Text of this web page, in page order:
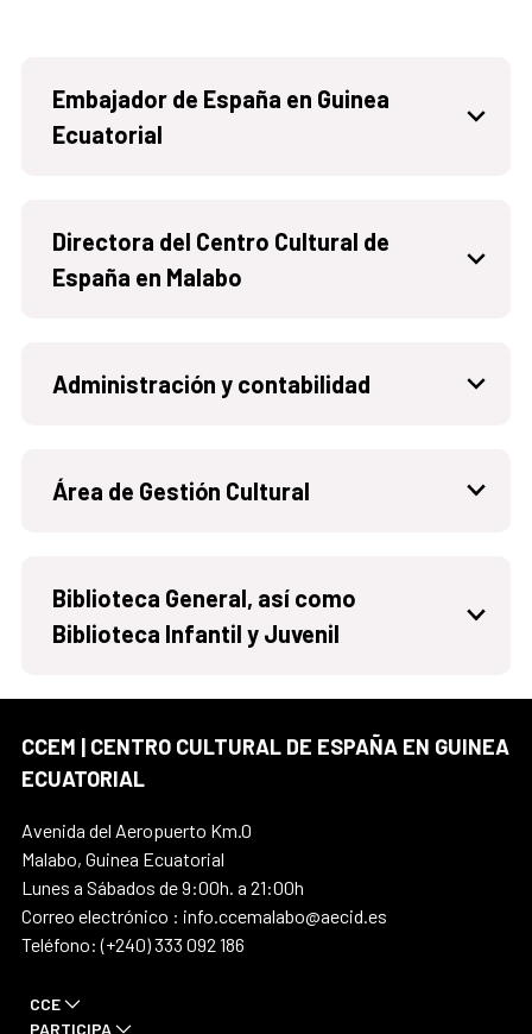
Embajador de España en Guinea
Ecuatorial
Directora del Centro Cultural de
España en Malabo
Administración y contabilidad
Área de Gestión Cultural
Biblioteca General, así como
Biblioteca Infantil y Juvenil
CCEM | CENTRO CULTURAL DE ESPAÑA EN GUINEA
ECUATORIAL
Avenida del Aeropuerto Km.0
Malabo, Guinea Ecuatorial
Lunes a Sábados de 9:00h. a 21:00h
Correo electrónico : info.ccemalabo@aecid.es
Teléfono: (+240) 333 092 186
CCE
PARTICIPA